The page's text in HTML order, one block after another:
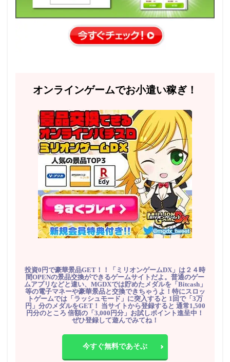
オンラインゲームでお小遣い稼ぎ！
投資0円で豪華景品GET！！「ミリオンゲームDX」は２４時
間OPENの景品交換ができるゲームサイトだよ。普通のゲー
ムアプリなどと違い、MGDXでは貯めたメダルを「Bitcash」
等の電子マネーや豪華景品と交換できちゃうよ！特にスロッ
トゲームでは「ラッシュモード」に突入すると 1回で「3万
円」分のメダルをGET！ 当サイトから登録すると 通常1,500
円分のところ 倍額の「3,000円分」お試しポイント進呈中！
ぜひ登録して遊んでみてね！
今すぐ無料であそぶ